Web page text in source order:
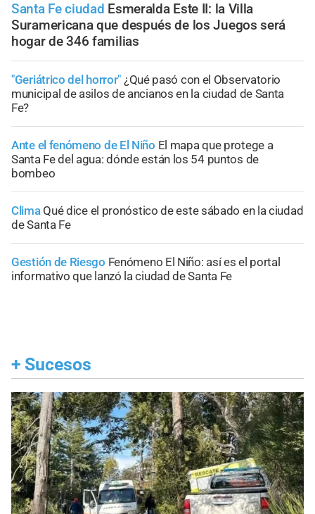
Santa Fe ciudad Esmeralda Este II: la Villa
Suramericana que después de los Juegos será
hogar de 346 familias
"Geriátrico del horror" ¿Qué pasó con el Observatorio
municipal de asilos de ancianos en la ciudad de Santa
Fe?
Ante el fenómeno de El Niño El mapa que protege a
Santa Fe del agua: dónde están los 54 puntos de
bombeo
Clima Qué dice el pronóstico de este sábado en la ciudad
de Santa Fe
Gestión de Riesgo Fenómeno El Niño: así es el portal
informativo que lanzó la ciudad de Santa Fe
+ Sucesos